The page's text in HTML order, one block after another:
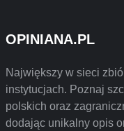
OPINIANA.PL
Największy w sieci
instytucjach. Poznaj
polskich oraz
dodając unikalny opis